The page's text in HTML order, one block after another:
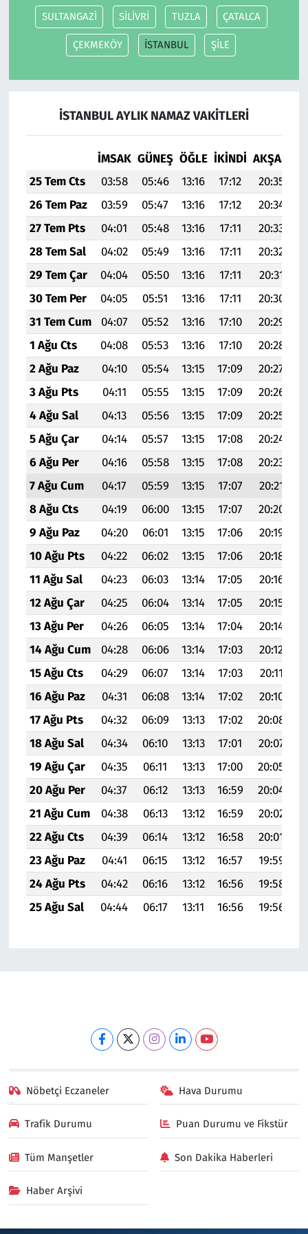
SULTANGAZİ SİLİVRİ TUZLA ÇATALCA
ÇEKMEKÖY İSTANBUL ŞİLE
İSTANBUL AYLIK NAMAZ VAKITLERI
İMSAK GÜNEŞ ÖĞLE İKINDI AKŞAM
25 Tem Cts
03:58 05:46 13:16 17:12 20:35
26 Tem Paz
03:59 05:47 13:16 17:12 20:34
27 Tem Pts
04:01 05:48 13:16 17:11 20:33
28 Tem Sal
04:02 05:49 13:16 17:11 20:32
29 Tem Çar
04:04 05:50 13:16 17:11 20:31
30 Tem Per
04:05 05:51 13:16 17:11 20:30
31 Tem Cum
04:07 05:52 13:16 17:10 20:29
1 Ağu Cts
04:08 05:53 13:16 17:10 20:28
2 Ağu Paz
04:10 05:54 13:15 17:09 20:27
3 Ağu Pts
04:11 05:55 13:15 17:09 20:26
4 Ağu Sal
04:13 05:56 13:15 17:09 20:25
5 Ağu Çar
04:14 05:57 13:15 17:08 20:24
6 Ağu Per
04:16 05:58 13:15 17:08 20:23
7 Ağu Cum
04:17 05:59 13:15 17:07 20:21
8 Ağu Cts
04:19 06:00 13:15 17:07 20:20
9 Ağu Paz
04:20 06:01 13:15 17:06 20:19
10 Ağu Pts
04:22 06:02 13:15 17:06 20:18
11 Ağu Sal
04:23 06:03 13:14 17:05 20:16
12 Ağu Çar
04:25 06:04 13:14 17:05 20:15
13 Ağu Per
04:26 06:05 13:14 17:04 20:14
14 Ağu Cum
04:28 06:06 13:14 17:03 20:12
15 Ağu Cts
04:29 06:07 13:14 17:03 20:11
16 Ağu Paz
04:31 06:08 13:14 17:02 20:10
17 Ağu Pts
04:32 06:09 13:13 17:02 20:08
18 Ağu Sal
04:34 06:10 13:13 17:01 20:07
19 Ağu Çar
04:35 06:11 13:13 17:00 20:05
20 Ağu Per
04:37 06:12 13:13 16:59 20:04
21 Ağu Cum
04:38 06:13 13:12 16:59 20:02
22 Ağu Cts
04:39 06:14 13:12 16:58 20:01
23 Ağu Paz
04:41 06:15 13:12 16:57 19:59
24 Ağu Pts
04:42 06:16 13:12 16:56 19:58
25 Ağu Sal
04:44 06:17 13:11 16:56 19:56
Nöbetçi Eczaneler Hava Durumu
Trafik Durumu Puan Durumu ve Fikstür
Tüm Manşetler Son Dakika Haberleri
Haber Arşivi